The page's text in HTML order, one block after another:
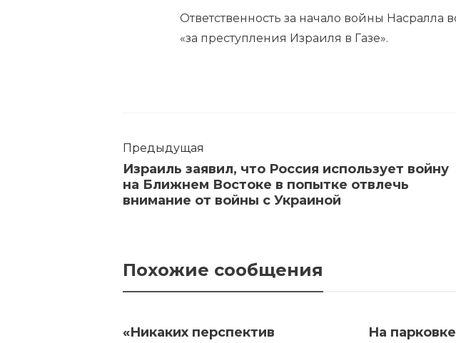
Ответственность за начало войны
«за преступления Израиля в Газе».
Предыдущая
Израиль заявил, что Россия использует войну
на Ближнем Востоке в попытке отвлечь
внимание от войны с Украиной
Похожие сообщения
«Никаких перспектив
На